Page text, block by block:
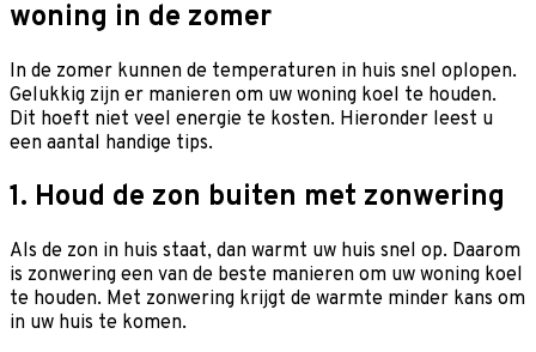
woning in de zomer
In de zomer kunnen de temperaturen in huis snel oplopen.
Gelukkig zijn er manieren om uw woning koel te houden.
Dit hoeft niet veel energie te kosten. Hieronder leest u
een aantal handige tips.
1. Houd de zon buiten met zonwering
Als de zon in huis staat, dan warmt uw huis snel op. Daarom
is zonwering een van de beste manieren om uw woning koel
te houden. Met zonwering krijgt de warmte minder kans om
in uw huis te komen.